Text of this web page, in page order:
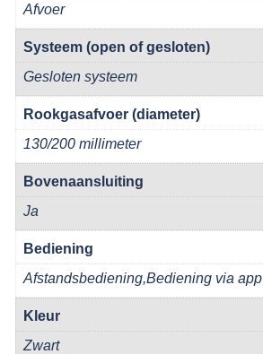
Afvoer
Systeem (open of gesloten)
Gesloten systeem
Rookgasafvoer (diameter)
130/200 millimeter
Bovenaansluiting
Ja
Bediening
Afstandsbediening,Bediening via app
Kleur
Zwart